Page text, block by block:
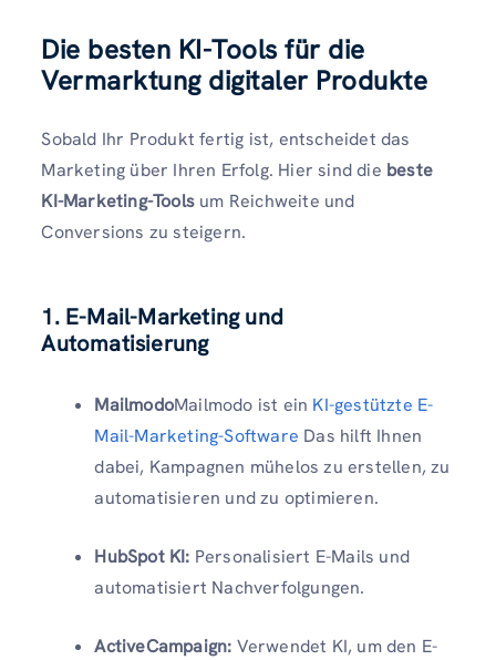
Die besten KI-Tools für die
Vermarktung digitaler Produkte
Sobald Ihr Produkt fertig ist, entscheidet das
Marketing über Ihren Erfolg. Hier sind die beste
KI-Marketing-Tools um Reichweite und
Conversions zu steigern.
1. E-Mail-Marketing und
Automatisierung
MailmodoMailmodo ist ein KI-gestützte E-
Mail-Marketing-Software Das hilft Ihnen
dabei, Kampagnen mühelos zu erstellen, zu
automatisieren und zu optimieren.
HubSpot KI: Personalisiert E-Mails und
automatisiert Nachverfolgungen.
ActiveCampaign: Verwendet KI, um den E-